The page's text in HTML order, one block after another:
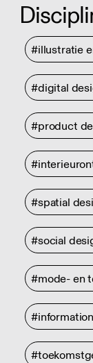
#illustratie
#digital
#product
#spatial
#social
#mode- en